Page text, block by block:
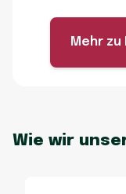
Mehr
Wie wir